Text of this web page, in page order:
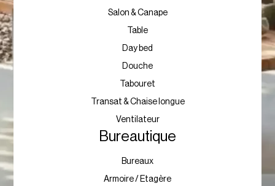
Salon & Canape
Table
Day bed
Douche
Tabouret
Transat & Chaise longue
Ventilateur
Bureautique
Bureaux
Armoire / Etagère